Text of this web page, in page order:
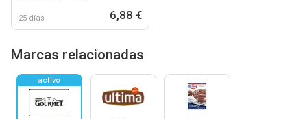
25 días 6,88 €
Marcas relacionadas
activo